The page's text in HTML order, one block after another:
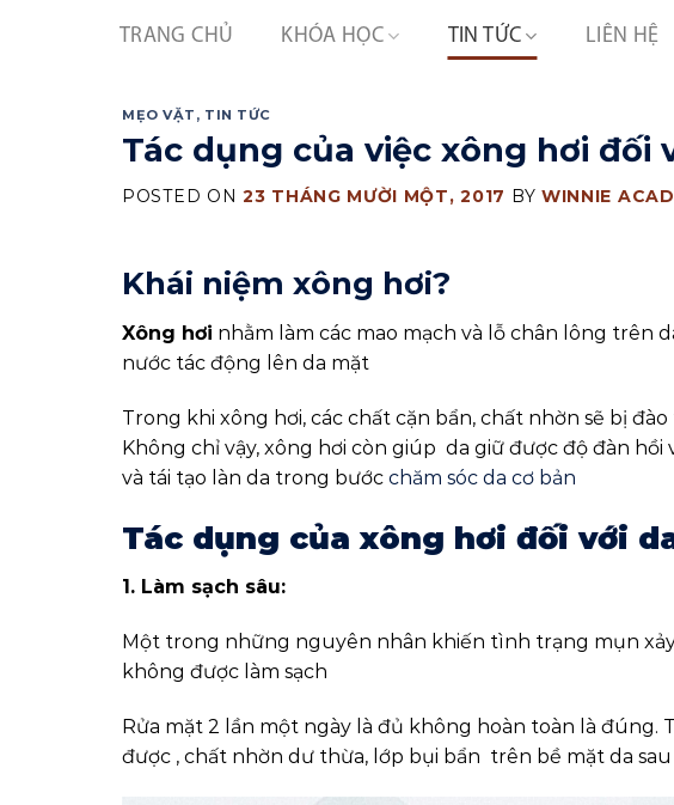
TRANG CHỦ KHÓA HỌC TIN TỨC LIÊN HỆ
MẸO VẶT , TIN TỨC
Tác dụng của việc xông hơi đối
POSTED ON 23 THÁNG MƯỜI MỘT, 2017 BY WINNIE
Khái niệm xông hơi?
Xông hơi nhằm làm các mao mạch và lỗ chân lông trên
nước tác động lên da mặt
Trong khi xông hơi, các chất cặn bẩn, chất nhờn sẽ bị
Không chỉ vậy, xông hơi còn giúp da giữ được độ đàn
và tái tạo làn da trong bước chăm sóc da cơ bản
Tác dụng của xông hơi đối với
1. Làm sạch sâu:
Một trong những nguyên nhân khiến tình trạng mụn
không được làm sạch
Rửa mặt 2 lần một ngày là đủ không hoàn toàn là đúng.
được , chất nhờn dư thừa, lớp bụi bẩn trên bề mặt da